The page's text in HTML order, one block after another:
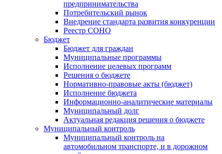
предпринимательства
Потребительский рынок
Внедрение стандарта развития конкуренции
Реестр СОНО
Бюджет
Бюджет для граждан
Муниципальные программы
Исполнение целевых программ
Решения о бюджете
Нормативно-правовые акты (бюджет)
Исполнение бюджета
Информационно-аналитические материалы
Муниципальный долг
Актуальная редакция решения о бюджете
Муниципальный контроль
Муниципальный контроль на
автомобильном транспорте, и в дорожном